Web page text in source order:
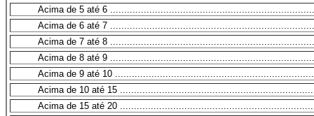
Acima de 5 até 6
Acima de 6 até 7
Acima de 7 até 8
Acima de 8 até 9
Acima de 9 até 10
Acima de 10 até 15
Acima de 15 até 20